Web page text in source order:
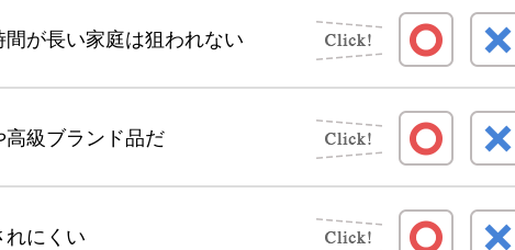
が長い家庭は狙われない
級ブランド品だ
にくい